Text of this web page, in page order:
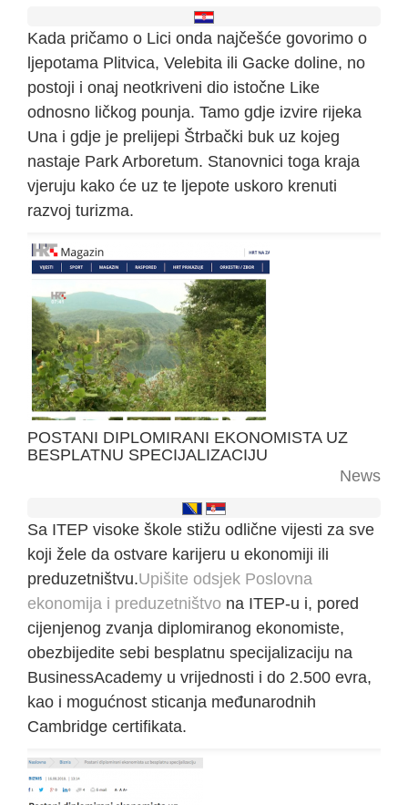
Kada pričamo o Lici onda najčešće govorimo o
ljepotama Plitvica, Velebita ili Gacke doline, no
postoji i onaj neotkriveni dio istočne Like
odnosno ličkog pounja. Tamo gdje izvire rijeka
Una i gdje je prelijepi Štrbački buk uz kojeg
nastaje Park Arboretum. Stanovnici toga kraja
vjeruju kako će uz te ljepote uskoro krenuti
razvoj turizma.
POSTANI DIPLOMIRANI EKONOMISTA UZ
BESPLATNU SPECIJALIZACIJU
News
Sa ITEP visoke škole stižu odlične vijesti za sve
koji žele da ostvare karijeru u ekonomiji ili
preduzetništvu.Upišite odsjek Poslovna
ekonomija i preduzetništvo na ITEP-u i, pored
cijenjenog zvanja diplomiranog ekonomiste,
obezbijedite sebi besplatnu specijalizaciju na
BusinessAcademy u vrijednosti i do 2.500 evra,
kao i mogućnost sticanja međunarodnih
Cambridge certifikata.